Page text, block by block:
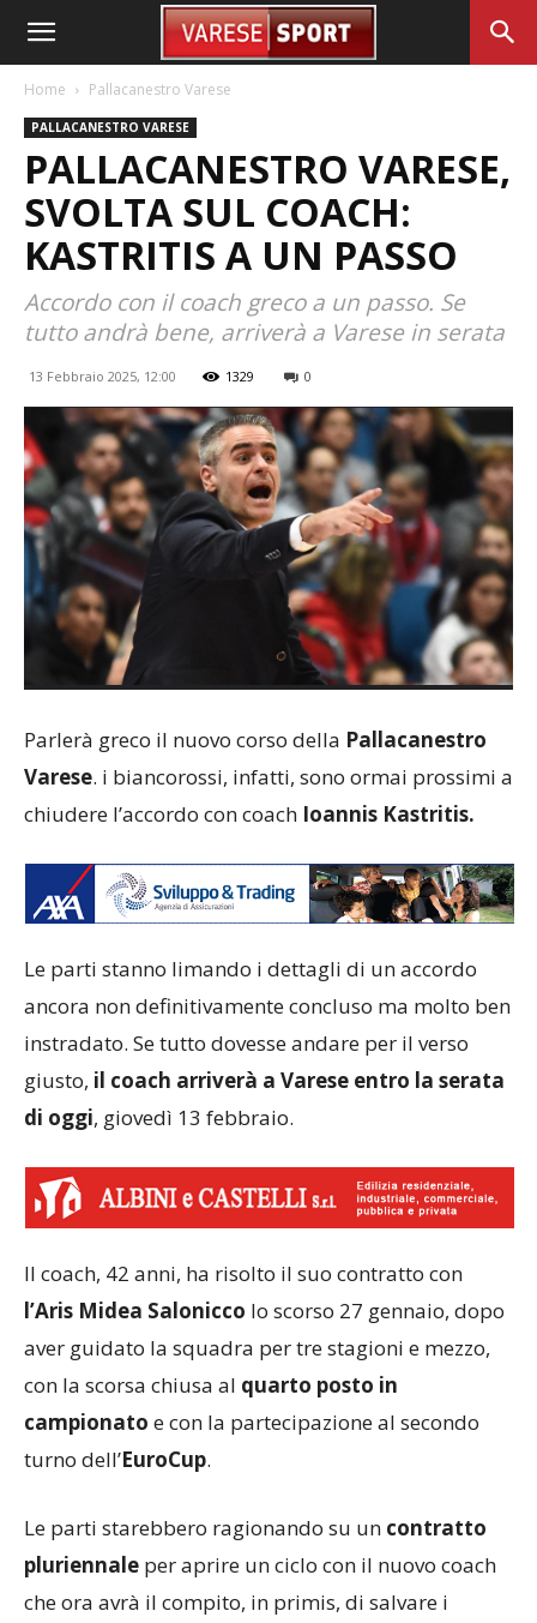
Home Pallacanestro Varese
PALLACANESTRO VARESE
PALLACANESTRO VARESE,
SVOLTA SUL COACH:
KASTRITIS A UN PASSO
Accordo con il coach greco a un passo. Se
tutto andrà bene, arriverà a Varese in serata
13 Febbraio 2025, 12:00 1329 0
Parlerà greco il nuovo corso della Pallacanestro
Varese. i biancorossi, infatti, sono ormai prossimi a
chiudere l’accordo con coach Ioannis Kastritis.
Le parti stanno limando i dettagli di un accordo
ancora non definitivamente concluso ma molto ben
instradato. Se tutto dovesse andare per il verso
giusto, il coach arriverà a Varese entro la serata
di oggi, giovedì 13 febbraio.
Il coach, 42 anni, ha risolto il suo contratto con
l’Aris Midea Salonicco lo scorso 27 gennaio, dopo
aver guidato la squadra per tre stagioni e mezzo,
con la scorsa chiusa al quarto posto in
campionato e con la partecipazione al secondo
turno dell’EuroCup.
Le parti starebbero ragionando su un contratto
pluriennale per aprire un ciclo con il nuovo coach
che ora avrà il compito, in primis, di salvare i